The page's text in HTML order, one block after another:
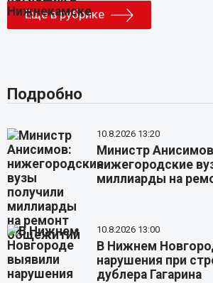
Еще в рубрике
Подробно
10.8.2026 13:20
Министр
нижегородские
миллиарды на
10.8.2026 13:00
В Нижнем
нарушения при
дублера Гагарина